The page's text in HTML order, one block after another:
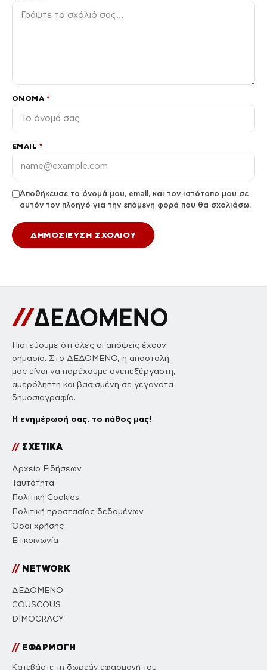
ΌΝΟΜΑ *
EMAIL *
Αποθήκευσε το όνομά μου, email, και τον ιστότοπο μου σε
αυτόν τον πλοηγό για την επόμενη φορά που θα σχολιάσω.
Πιστεύουμε ότι όλες οι απόψεις έχουν
σημασία. Στο ΔΕΔΟΜΕΝΟ, η αποστολή
μας είναι να παρέχουμε ανεπεξέργαστη,
αμερόληπτη και βασισμένη σε γεγονότα
δημοσιογραφία.
Η ενημέρωσή σας, το πάθος μας!
//ΣΧΕΤΙΚΑ
Αρχείο Ειδήσεων
Ταυτότητα
Πολιτική Cookies
Πολιτική προστασίας δεδομένων
Όροι χρήσης
Επικοινωνία
//NETWORK
ΔΕΔΟΜΕΝΟ
COUSCOUS
DIMOCRACY
//ΕΦΑΡΜΟΓΗ
Κατεβάστε τη δωρεάν εφαρμογή του